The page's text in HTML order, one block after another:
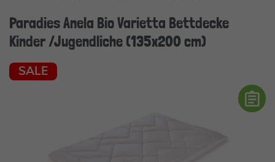
Paradies Anela Bio Varietta Bettdecke
Kinder /Jugendliche (135x200 cm)
SALE